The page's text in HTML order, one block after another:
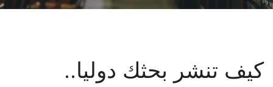
البحث العلمي
المراكز والوحداتكيف تنشر بحثك دوليا..